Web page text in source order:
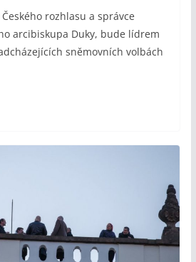
rozhlasu a správce
arcibiskupa Duky, bude lídrem
sněmovních volbách